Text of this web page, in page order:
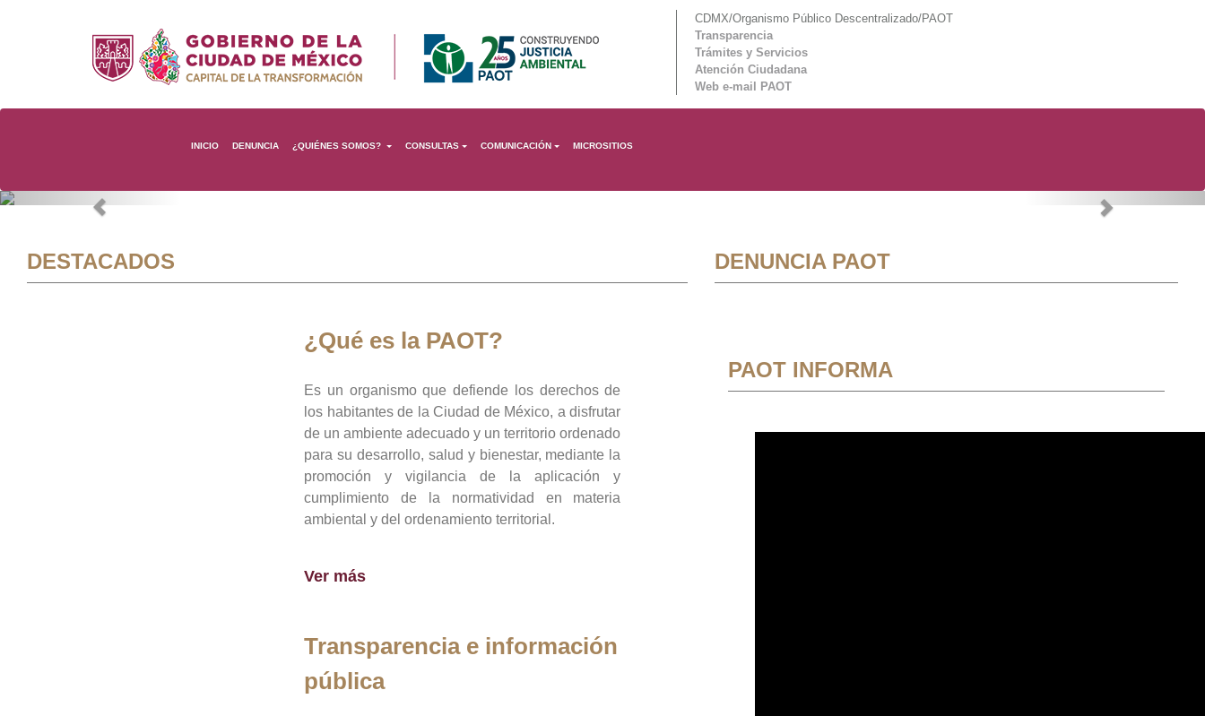
CDMX/Organismo Público Descentralizado/PAOT
Transparencia
Trámites y Servicios
Atención Ciudadana
Web e-mail PAOT
INICIO DENUNCIA ¿QUIÉNES SOMOS? CONSULTAS COMUNICACIÓN MICROSITIOS
Previous Next
DESTACADOS
¿Qué es la PAOT?
Es un organismo que defiende los derechos de
los habitantes de la Ciudad de México, a disfrutar
de un ambiente adecuado y un territorio ordenado
para su desarrollo, salud y bienestar, mediante la
promoción y vigilancia de la aplicación y
cumplimiento de la normatividad en materia
ambiental y del ordenamiento territorial.
Ver más
Transparencia e información
pública
DENUNCIA PAOT
PAOT INFORMA